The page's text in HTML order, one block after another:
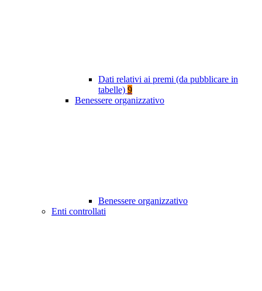
Dati relativi ai premi (da pubblicare in
tabelle) 9
Benessere organizzativo
Benessere organizzativo
Enti controllati